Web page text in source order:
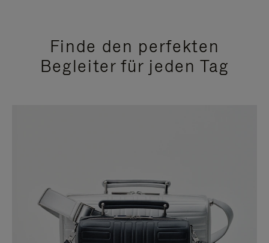
Finde den perfekten
Begleiter für jeden Tag